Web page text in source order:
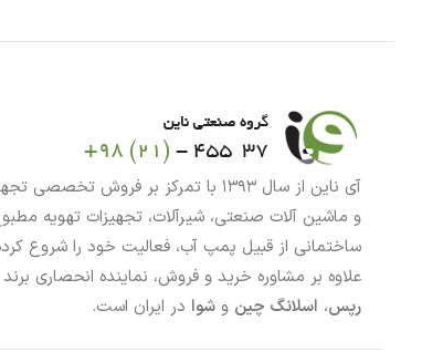
آی ناین از سال ۱۳۹۳ با تمرکز بر فروش تخصصی
و ماشین آلات صنعتی، شیرآلات، تجهیزات تهویه
ساختمانی از قبیل پمپ آب، فعالیت خود را شروع
علاوه بر مشاوره خرید و فروش، نماینده انحصاری
رپس، اسلانگ چین و شوا در ایران است.